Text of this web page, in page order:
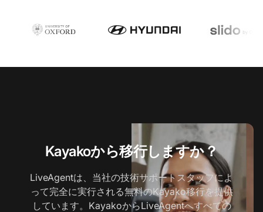
Kayakoから移行しますか？
LiveAgentは、当社の技術サポートスタッフによ
って完全に実行される無料のKayako移行を提供
しています。KayakoからLiveAgentへすべての